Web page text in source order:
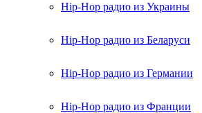
Hip-Hop радио из Украины
Hip-Hop радио из Беларуси
Hip-Hop радио из Германии
Hip-Hop радио из Франции